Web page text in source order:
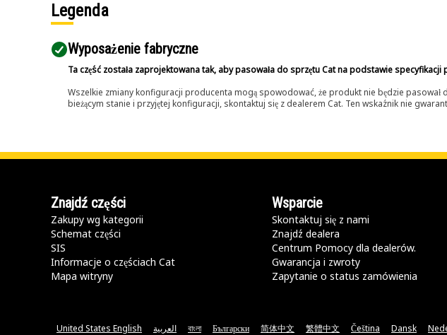
Legenda
Wyposażenie fabryczne
Ta część została zaprojektowana tak, aby pasowała do sprzętu Cat na podstawie specyfikacji
Wszelkie zmiany konfiguracji producenta mogą spowodować, że produkt nie będzie
bieżącym stanie i przyjętej konfiguracji, skontaktuj się z dealerem Cat. Ten wskaźnik nie
Znajdź części
Zakupy wg kategorii
Schemat części
SIS
Informacje o częściach Cat
Mapa witryny
Wsparcie
Skontaktuj się z nami
Znajdź dealera
Centrum Pomocy dla dealerów.
Gwarancja i zwroty
Zapytanie o status zamówienia
United States English العربية বাংলা Български 简体中文 繁體中文 Čeština Dansk